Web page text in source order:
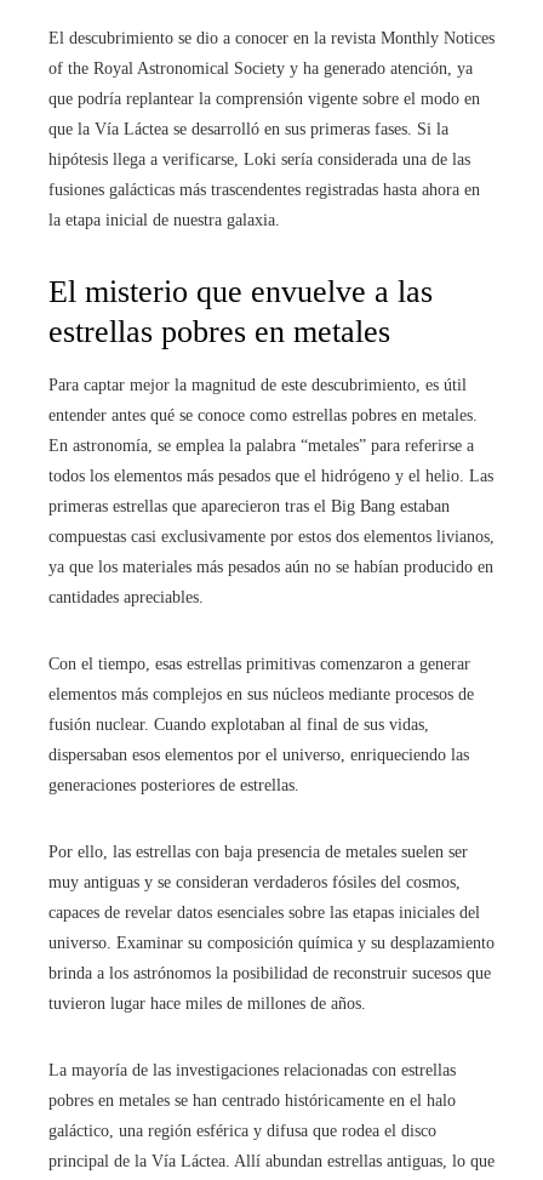
El descubrimiento se dio a conocer en la revista Monthly Notices
of the Royal Astronomical Society y ha generado atención, ya
que podría replantear la comprensión vigente sobre el modo en
que la Vía Láctea se desarrolló en sus primeras fases. Si la
hipótesis llega a verificarse, Loki sería considerada una de las
fusiones galácticas más trascendentes registradas hasta ahora en
la etapa inicial de nuestra galaxia.
El misterio que envuelve a las
estrellas pobres en metales
Para captar mejor la magnitud de este descubrimiento, es útil
entender antes qué se conoce como estrellas pobres en metales.
En astronomía, se emplea la palabra “metales” para referirse a
todos los elementos más pesados que el hidrógeno y el helio. Las
primeras estrellas que aparecieron tras el Big Bang estaban
compuestas casi exclusivamente por estos dos elementos livianos,
ya que los materiales más pesados aún no se habían producido en
cantidades apreciables.
Con el tiempo, esas estrellas primitivas comenzaron a generar
elementos más complejos en sus núcleos mediante procesos de
fusión nuclear. Cuando explotaban al final de sus vidas,
dispersaban esos elementos por el universo, enriqueciendo las
generaciones posteriores de estrellas.
Por ello, las estrellas con baja presencia de metales suelen ser
muy antiguas y se consideran verdaderos fósiles del cosmos,
capaces de revelar datos esenciales sobre las etapas iniciales del
universo. Examinar su composición química y su desplazamiento
brinda a los astrónomos la posibilidad de reconstruir sucesos que
tuvieron lugar hace miles de millones de años.
La mayoría de las investigaciones relacionadas con estrellas
pobres en metales se han centrado históricamente en el halo
galáctico, una región esférica y difusa que rodea el disco
principal de la Vía Láctea. Allí abundan estrellas antiguas, lo que